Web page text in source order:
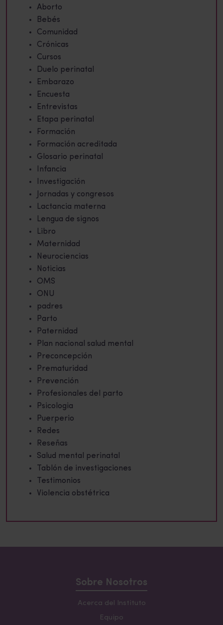
Aborto
Bebés
Comunidad
Crónicas
Cursos
Duelo perinatal
Embarazo
Encuesta
Entrevistas
Etapa perinatal
Formación
Formación acreditada
Glosario perinatal
Infancia
Investigación
Jornadas y congresos
Lactancia materna
Lengua de signos
Libro
Maternidad
Neurociencias
Noticias
OMS
ONU
padres
Parto
Paternidad
Plan nacional salud mental
Preconcepción
Prematuridad
Prevención
Profesionales del parto
Psicologia
Puerperio
Redes
Reseñas
Salud mental perinatal
Tablón de investigaciones
Testimonios
Violencia obstétrica
Sobre Nosotros
Acerca del Instituto
Equipo